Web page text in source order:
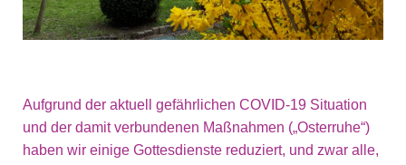
Aufgrund der aktuell gefährlichen COVID-19 Situation
und der damit verbundenen Maßnahmen („Osterruhe“)
haben wir einige Gottesdienste reduziert, und zwar alle,